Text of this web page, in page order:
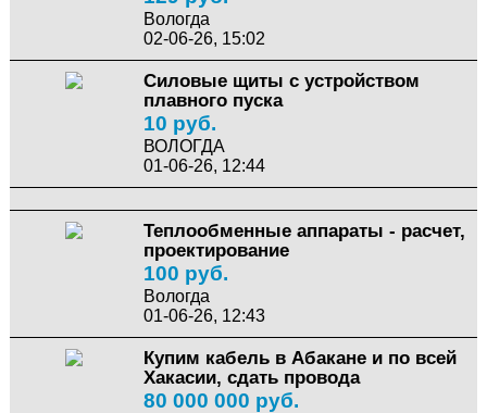
Вологда
02-06-26, 15:02
Силовые щиты с устройством
плавного пуска
10 руб.
ВОЛОГДА
01-06-26, 12:44
Теплообменные аппараты - расчет,
проектирование
100 руб.
Вологда
01-06-26, 12:43
Купим кабель в Абакане и по всей
Хакасии, сдать провода
80 000 000 руб.